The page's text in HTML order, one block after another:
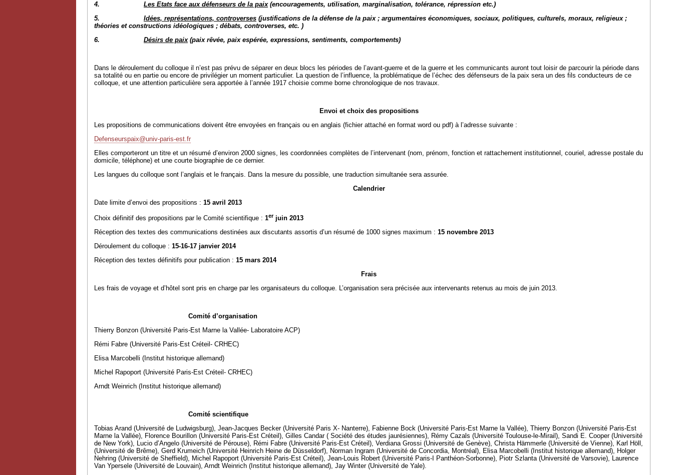
4.
Les Etats face aux défenseurs de la paix(encouragements, utilisation, marginalisation, tolérance, répression etc.)
5.
Idées, représentations, controverses (justifications de la défense de la paix ; argumentaires économiques, sociaux, politiques, culturels, moraux, religieux ;
théories et constructions idéologiques ; débats, controverses, etc. )
6.
Désirs de paix(paix rêvée, paix espérée, expressions, sentiments, comportements)
Dans le déroulement du colloque il n’est pas prévu de séparer en deux blocs les périodes de l’avant-guerre et de la guerre et les communicants auront tout loisir de parcourir la période dans
sa totalité ou en partie ou encore de privilégier un moment particulier. La question de l’influence, la problématique de l’échec des défenseurs de la paix sera un des fils conducteurs de ce
colloque, et une attention particulière sera apportée à l’année 1917 choisie comme borne chronologique de nos travaux.
Envoi et choix des propositions
Les propositions de communications doivent être envoyées en français ou en anglais (fichier attaché en format word ou pdf) à l’adresse suivante :
Defenseurspaix@univ-paris-est.fr
Elles comporteront un titre et un résumé d’environ 2000 signes, les coordonnées complètes de l’intervenant (nom, prénom, fonction et rattachement institutionnel, couriel, adresse postale du
domicile, téléphone) et une courte biographie de ce dernier.
Les langues du colloque sont l’anglais et le français. Dans la mesure du possible, une traduction simultanée sera assurée.
Calendrier
Date limite d’envoi des propositions : 15 avril 2013
Choix définitif des propositions par le Comité scientifique : 1er juin 2013
Réception des textes des communications destinées aux discutants assortis d’un résumé de 1000 signes maximum : 15 novembre 2013
Déroulement du colloque : 15-16-17 janvier 2014
Réception des textes définitifs pour publication : 15 mars 2014
Frais
Les frais de voyage et d’hôtel sont pris en charge par les organisateurs du colloque. L’organisation sera précisée aux intervenants retenus au mois de juin 2013.
Comité d’organisation
Thierry Bonzon (Université Paris-Est Marne la Vallée- Laboratoire ACP)
Rémi Fabre (Université Paris-Est Créteil- CRHEC)
Elisa Marcobelli (Institut historique allemand)
Michel Rapoport (Université Paris-Est Créteil- CRHEC)
Arndt Weinrich (Institut historique allemand)
Comité scientifique
Tobias Arand (Université de Ludwigsburg), Jean-Jacques Becker (Université Paris X- Nanterre), Fabienne Bock (Université Paris-Est Marne la Vallée), Thierry Bonzon (Université Paris-Est
Marne la Vallée), Florence Bourillon (Université Paris-Est Créteil), Gilles Candar ( Société des études jaurésiennes), Rémy Cazals (Université Toulouse-le-Mirail), Sandi E. Cooper (Université
de New York), Lucio d’Angelo (Université de Pérouse), Rémi Fabre (Université Paris-Est Créteil), Verdiana Grossi (Université de Genève), Christa Hämmerle (Université de Vienne), Karl Höll,
(Université de Brême), Gerd Krumeich (Université Heinrich Heine de Düsseldorf), Norman Ingram (Université de Concordia, Montréal), Elisa Marcobelli (Institut historique allemand), Holger
Nehring (Université de Sheffield), Michel Rapoport (Université Paris-Est Créteil), Jean-Louis Robert (Université Paris-I Panthéon-Sorbonne), Piotr Szlanta (Université de Varsovie), Laurence
Van Ypersele (Université de Louvain), Arndt Weinrich (Institut historique allemand), Jay Winter (Université de Yale).